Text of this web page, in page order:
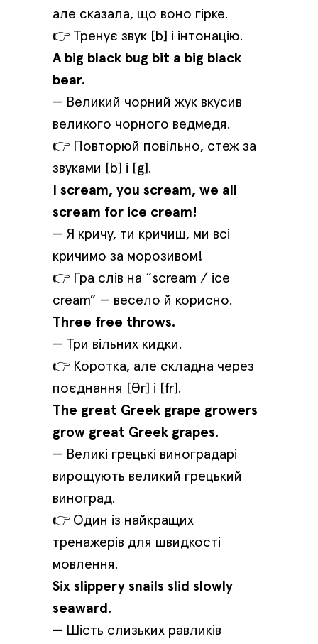
але сказала, що воно гірке.
👉 Тренує звук [b] і інтонацію.
A big black bug bit a big black
bear.
— Великий чорний жук вкусив
великого чорного ведмедя.
👉 Повторюй повільно, стеж за
звуками [b] і [g].
I scream, you scream, we all
scream for ice cream!
— Я кричу, ти кричиш, ми всі
кричимо за морозивом!
👉 Гра слів на “scream / ice
cream” — весело й корисно.
Three free throws.
— Три вільних кидки.
👉 Коротка, але складна через
поєднання [θr] і [fr].
The great Greek grape growers
grow great Greek grapes.
— Великі грецькі виноградарі
вирощують великий грецький
виноград.
👉 Один із найкращих
тренажерів для швидкості
мовлення.
Six slippery snails slid slowly
seaward.
— Шість слизьких равликів